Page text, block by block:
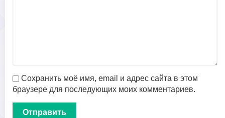
Сохранить моё имя, email и адрес сайта в этом
браузере для последующих моих комментариев.